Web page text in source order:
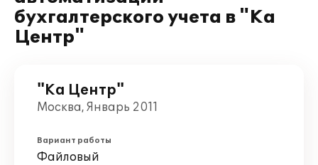
бухгалтерского учета в "Ка
Центр"
"Ка Центр"
Москва, Январь 2011
Вариант работы
Файловый